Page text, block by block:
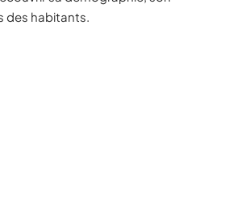
des habitants.